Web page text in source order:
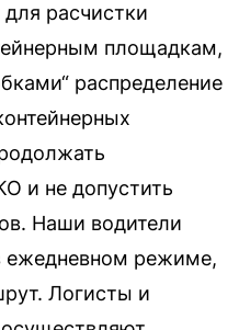
расчистки
площадкам,
распределение
и не допустить
Наши водители
ежедневном режиме,
Логисты и